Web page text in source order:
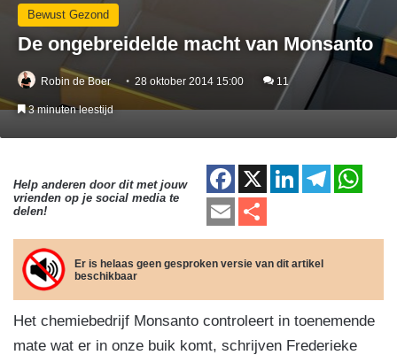
Bewust Gezond
De ongebreidelde macht van Monsanto
Robin de Boer 28 oktober 2014 15:00 11
3 minuten leestijd
Help anderen door dit met jouw
vrienden op je social media te
delen!
F
a
c
e
b
o
X
Li
k
e
dI
n
T
e
a
m
at
A
p
E
m
ail
el
e
n
Er is helaas geen gesproken versie van dit artikel
beschikbaar
Het chemiebedrijf Monsanto controleert in toenemende
mate wat er in onze buik komt, schrijven Frederieke